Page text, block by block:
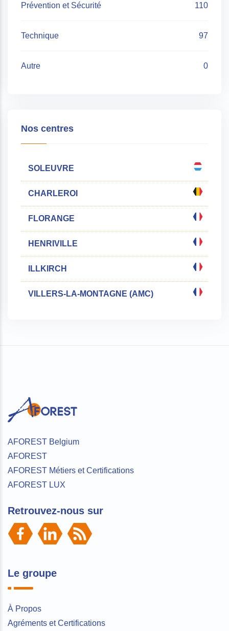
Prévention et Sécurité 110
Technique 97
Autre 0
Nos centres
SOLEUVRE
CHARLEROI
FLORANGE
HENRIVILLE
ILLKIRCH
VILLERS-LA-MONTAGNE (AMC)
AFOREST Belgium
AFOREST
AFOREST Métiers et Certifications
AFOREST LUX
Retrouvez-nous sur
Le groupe
À Propos
Agréments et Certifications